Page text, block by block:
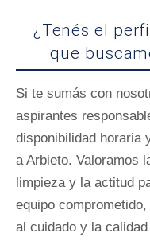
¿Tenés el
que
Si te sumás con
aspirantes
disponibilidad horaria
a Arbieto. Valoramos
limpieza y la actitud
equipo
al cuidado y la